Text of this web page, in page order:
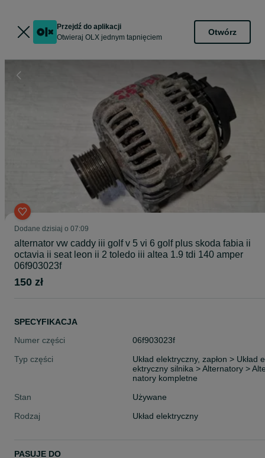
Przejdź do aplikacji
Otwieraj OLX jednym tapnięciem
Otwórz
Dodane dzisiaj o 07:09
alternator vw caddy iii golf v 5 vi 6 golf plus skoda fabia ii
octavia ii seat leon ii 2 toledo iii altea 1.9 tdi 140 amper
06f903023f
150 zł
SPECYFIKACJA
Numer części
06f903023f
Typ części
Układ elektryczny, zapłon > Układ
ektryczny silnika > Alternatory >
natory kompletne
Stan
Używane
Rodzaj
Układ elektryczny
PASUJE DO